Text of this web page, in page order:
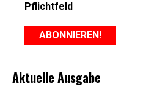
Pflichtfeld
Aktuelle Ausgabe